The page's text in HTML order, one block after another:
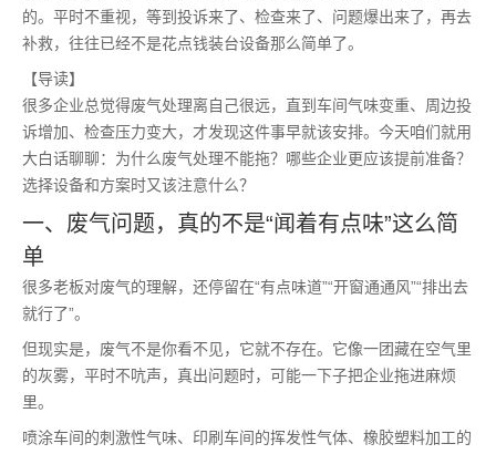
的。平时不重视，等到投诉来了、检查来了、问题爆出来了，再去
补救，往往已经不是花点钱装台设备那么简单了。
【导读】
很多企业总觉得废气处理离自己很远，直到车间气味变重、周边投
诉增加、检查压力变大，才发现这件事早就该安排。今天咱们就用
大白话聊聊：为什么废气处理不能拖？哪些企业更应该提前准备？
选择设备和方案时又该注意什么？
一、废气问题，真的不是“闻着有点味”这么简
单
很多老板对废气的理解，还停留在“有点味道”“开窗通通风”“排出去
就行了”。
但现实是，废气不是你看不见，它就不存在。它像一团藏在空气里
的灰雾，平时不吭声，真出问题时，可能一下子把企业拖进麻烦
里。
喷涂车间的刺激性气味、印刷车间的挥发性气体、橡胶塑料加工的